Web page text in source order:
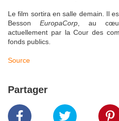
Le film sortira en salle demain. Il
Besson EuropaCorp , au
actuellement par la Cour des
fonds publics.
Source
Partager